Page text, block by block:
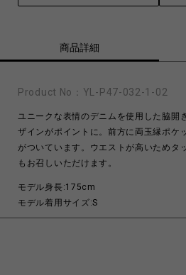
商品詳細
Product No： YL-P47-032-1-02
ユニークな表情のデニムを使用した脇開
ザインがポイントに。前方に両玉縁ポケ
がついています。ウエストが高いためタ
もお召しいただけます。
モデル身長:175cm
モデル着用サイズ:S